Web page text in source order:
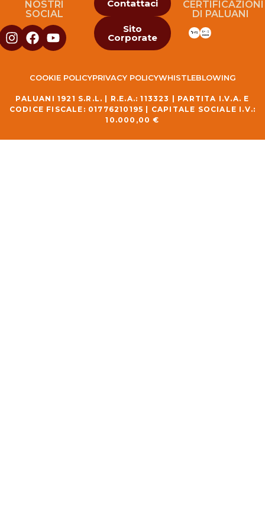
NOSTRI
SOCIAL
Contattaci
Sito
Corporate
CERTIFICAZIONI
DI PALUANI
COOKIE POLICYPRIVACY POLICYWHISTLEBLOWING
PALUANI 1921 S.R.L. | R.E.A.: 113323 | PARTITA I.V.A. E
CODICE FISCALE: 01776210195 | CAPITALE SOCIALE I.V.:
10.000,00 €